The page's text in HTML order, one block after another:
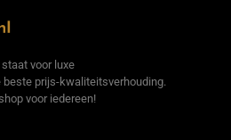
voor luxe
prijs-kwaliteitsverhouding.
voor iedereen!